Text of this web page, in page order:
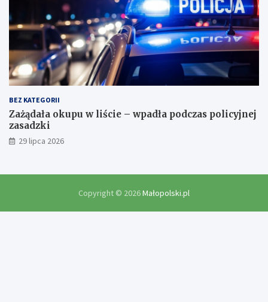
BEZ KATEGORII
Zażądała okupu w liście – wpadła podczas policyjnej
zasadzki
29 lipca 2026
Copyright © 2026Małopolski.pl